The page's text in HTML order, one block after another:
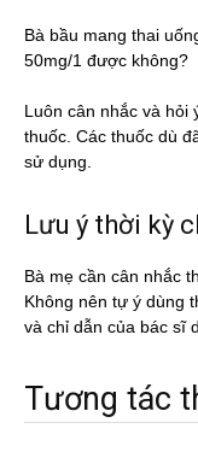
Bà bầu mang thai
50mg/1 được không?
Luôn cân nhắc và hỏi
thuốc. Các thuốc dù
sử dụng.
Lưu ý thời kỳ
Bà mẹ cần cân nhắc
Không nên tự ý dùng
và chỉ dẫn của bác sĩ
Tương tác